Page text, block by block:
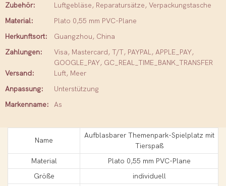
Zubehör:
Luftgebläse, Reparatursätze, Verpackungstasche
Material:
Plato 0,55 mm PVC-Plane
Herkunftsort:
Guangzhou, China
Zahlungen:
Visa, Mastercard, T/T, PAYPAL, APPLE_PAY,
GOOGLE_PAY, GC_REAL_TIME_BANK_TRANSFER
Versand:
Luft, Meer
Anpassung:
Unterstützung
Markenname:
As
Name
Aufblasbarer Themenpark-Spielplatz mit
Tierspaß
Material
Plato 0,55 mm PVC-Plane
Größe
individuell